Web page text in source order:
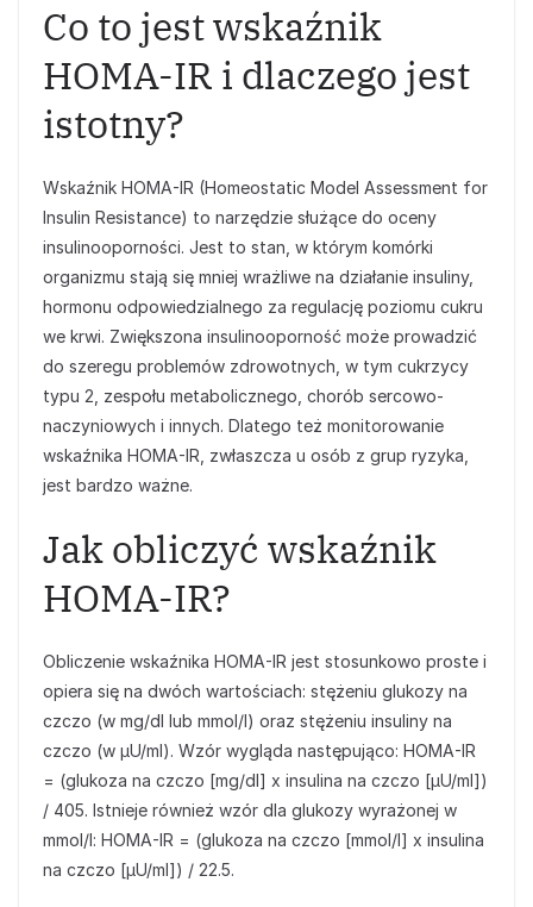
Co to jest wskaźnik
HOMA-IR i dlaczego jest
istotny?
Wskaźnik HOMA-IR (Homeostatic Model Assessment for
Insulin Resistance) to narzędzie służące do oceny
insulinooporności. Jest to stan, w którym komórki
organizmu stają się mniej wrażliwe na działanie insuliny,
hormonu odpowiedzialnego za regulację poziomu cukru
we krwi. Zwiększona insulinooporność może prowadzić
do szeregu problemów zdrowotnych, w tym cukrzycy
typu 2, zespołu metabolicznego, chorób sercowo-
naczyniowych i innych. Dlatego też monitorowanie
wskaźnika HOMA-IR, zwłaszcza u osób z grup ryzyka,
jest bardzo ważne.
Jak obliczyć wskaźnik
HOMA-IR?
Obliczenie wskaźnika HOMA-IR jest stosunkowo proste i
opiera się na dwóch wartościach: stężeniu glukozy na
czczo (w mg/dl lub mmol/l) oraz stężeniu insuliny na
czczo (w μU/ml). Wzór wygląda następująco: HOMA-IR
= (glukoza na czczo [mg/dl] x insulina na czczo [μU/ml])
/ 405. Istnieje również wzór dla glukozy wyrażonej w
mmol/l: HOMA-IR = (glukoza na czczo [mmol/l] x insulina
na czczo [μU/ml]) / 22.5.